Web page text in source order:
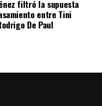
filtró la supuesta
entre Tini
De Paul